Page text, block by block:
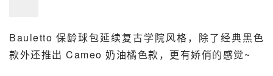
Bauletto 保龄球包延续复古学院风格，除了经典黑色
款外还推出 Cameo 奶油橘色款，更有娇俏的感觉~